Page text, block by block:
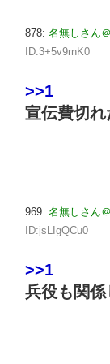
878: 名無しさん
ID:3+5v9rnK0
>>1
宣伝費切れ
969: 名無しさん
ID:jsLIgQCu0
>>1
兵役も関係